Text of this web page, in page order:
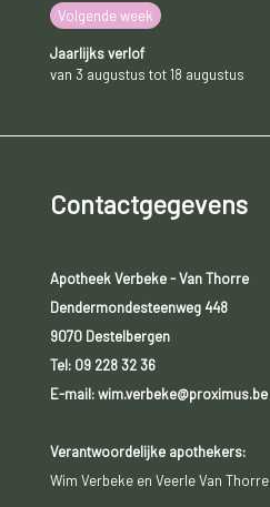
Volgende week
Jaarlijks verlof
van 3 augustus tot 18 augustus
Contactgegevens
Apotheek Verbeke - Van Thorre
Dendermondesteenweg 448
9070 Destelbergen
Tel: 09 228 32 36
E-mail: wim.verbeke@proximus.be
Verantwoordelijke apothekers:
Wim Verbeke en Veerle Van Thorre